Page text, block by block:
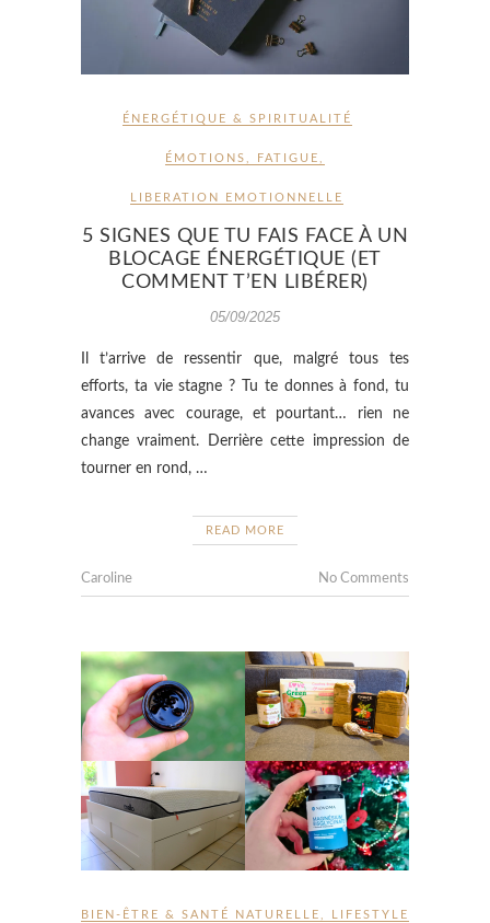
ÉNERGÉTIQUE & SPIRITUALITÉ
ÉMOTIONS FATIGUE
LIBERATION EMOTIONNELLE
5 SIGNES QUE TU FAIS FACE À UN
BLOCAGE ÉNERGÉTIQUE (ET
COMMENT T’EN LIBÉRER)
05/09/2025
Il t’arrive de ressentir que, malgré tous tes
efforts, ta vie stagne ? Tu te donnes à fond, tu
avances avec courage, et pourtant… rien ne
change vraiment. Derrière cette impression de
tourner en rond, …
READ MORE
Caroline No Comments
BIEN-ÊTRE & SANTÉ NATURELLE LIFESTYLE